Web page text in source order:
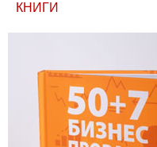
КНИГИ